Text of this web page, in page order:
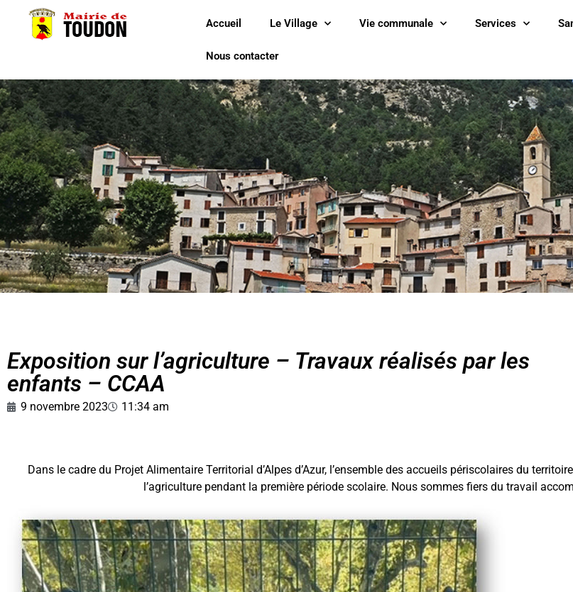
Accueil Le Village Vie communale Services
Nous contacter
Exposition sur l’agriculture – Travaux réalisés par les
enfants – CCAA
9 novembre 2023 11:34 am
Dans le cadre du Projet Alimentaire Territorial d’Alpes d’Azur, l’ensemble des accueils périscolaires du
l’agriculture pendant la première période scolaire. Nous sommes fiers du travail